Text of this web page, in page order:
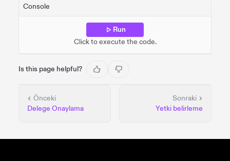
Console
Run
Click to execute the code.
Is this page helpful?
Önceki
Delege Onaylama
Sonraki
Yetki belirleme